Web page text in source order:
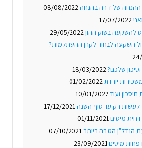
ההנחה של דירה בהנחה08/08/2022
17/07/2022
להשקעה בשוק ההון29/05/2022
השקעה לבחור לקרן ההשתלמות?
שלכם?18/03/2022
יורדת01/02/2022
ועוד10/01/2022
רק עד סוף השנה17/12/2021
מיסים01/11/2021
הנדל"ן הטובה ביותר07/10/2021
פחות מיסים23/09/2021